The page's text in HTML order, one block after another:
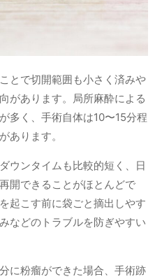
とで切開範囲も小さく済みや
があります。局所麻酔による
多く、手術自体は10〜15分程
あります。
ウンタイムも比較的短く、日
開できることがほとんどで
起こす前に袋ごと摘出しやす
などのトラブルを防ぎやすい
に粉瘤ができた場合、手術跡